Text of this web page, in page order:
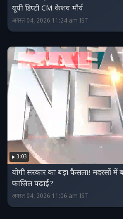
यूपी डिप्‍टी CM केशव मौर्य
अगस्त 04, 2026 11:24 am IST
3:03
योगी सरकार का बड़ा फैसला! मदरसों में
फाज़िल पढ़ाई?
अगस्त 04, 2026 11:06 am IST